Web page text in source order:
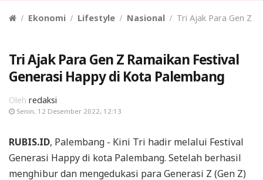
Ekonomi Lifestyle Nasional Tri Ajak Para Gen Z
Tri Ajak Para Gen Z Ramaikan Festival
Generasi Happy di Kota Palembang
Oleh redaksi
Senin, 12 Desember 2022, 12:13
RUBIS.ID, Palembang - Kini Tri hadir melalui Festival
Generasi Happy di kota Palembang. Setelah berhasil
menghibur dan mengedukasi para Generasi Z (Gen Z)